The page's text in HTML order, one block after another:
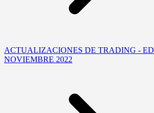
ACTUALIZACIONES DE TRADING -
NOVIEMBRE 2022